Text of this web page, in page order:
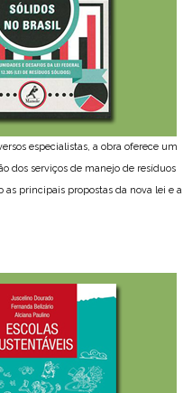
especialistas, a obra oferece um
dos serviços de manejo de resíduos
as principais propostas da nova lei e a